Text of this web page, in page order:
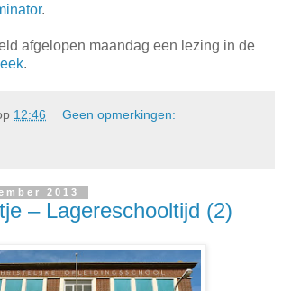
.
afgelopen maandag een lezing in de
.
12:46 Geen opmerkingen:
2013
– Lagereschooltijd (2)